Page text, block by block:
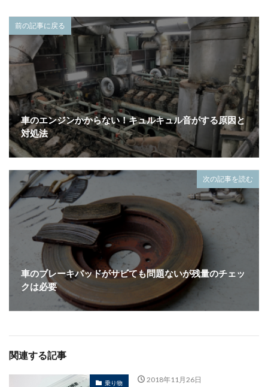
前の記事に戻る
車のエンジンかからない！キュルキュル音がする原因と
対処法
次の記事を読む
車のブレーキパッドがサビても問題ないが残量のチェッ
クは必要
関連する記事
乗り物 2018年11月26日